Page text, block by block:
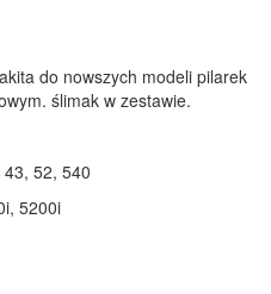
do nowszych modeli pilarek
ślimak w zestawie.
52, 540
5200i